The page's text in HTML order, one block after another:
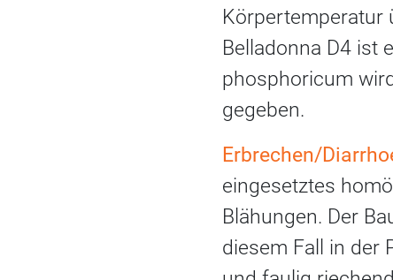
Körpertemperatur
Belladonna D4 ist
phosphoricum
gegeben.
Erbrechen/
eingesetztes
Blähungen. Der
diesem Fall in der